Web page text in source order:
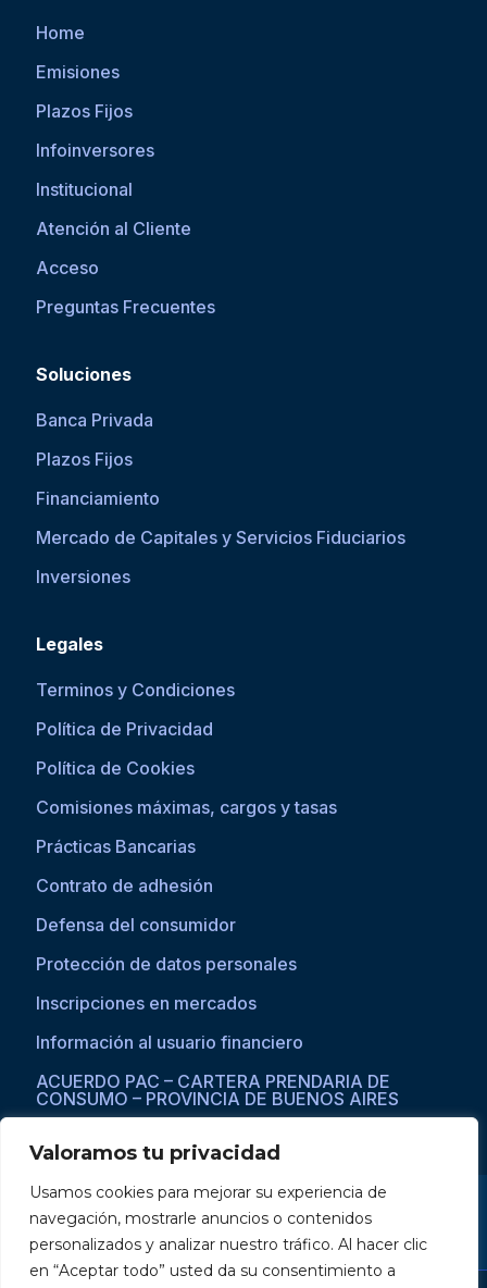
Valoramos tu privacidad
Usamos cookies para mejorar su experiencia de
navegación, mostrarle anuncios o contenidos
personalizados y analizar nuestro tráfico. Al hacer clic
en “Aceptar todo” usted da su consentimiento a
Home
Emisiones
Plazos Fijos
Infoinversores
Institucional
Atención al Cliente
Acceso
Preguntas Frecuentes
Soluciones
Banca Privada
Plazos Fijos
Financiamiento
Mercado de Capitales y Servicios Fiduciarios
Inversiones
Legales
Terminos y Condiciones
Política de Privacidad
Política de Cookies
Comisiones máximas, cargos y tasas
Prácticas Bancarias
Contrato de adhesión
Defensa del consumidor
Protección de datos personales
Inscripciones en mercados
Información al usuario financiero
ACUERDO PAC – CARTERA PRENDARIA DE
CONSUMO – PROVINCIA DE BUENOS AIRES
Si asistís a una persona con dificultades visuales para acceder a la
web, por favor ingresar a través del explorador Microsoft Edge,
donde se habilita la opción de reproducción de texto a voz